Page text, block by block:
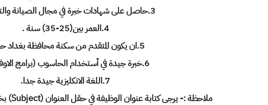
3.حاصل على شهادات خبرة في مجال الصيانة والتدريب .
4.العمر بين(25-35) سنة .
5.ان يكون المتقدم من سكنة محافظة بغداد حصرا.
6.خبرة جيدة في أستخدام الحاسوب (برامج الاوفس) .
7.اللغة الانكليزية جيدة جدا.
ملاحظة :- يرجى كتابة عنوان الوظيفة في حقل العنوان (Subject) بخلافه يهمل الايميل الوارد .